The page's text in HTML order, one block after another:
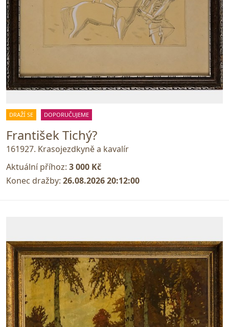
DRAŽÍ SE DOPORUČUJEME
František Tichý?
161927. Krasojezdkyně a kavalír
Aktuální příhoz: 3 000 Kč
Konec dražby: 26.08.2026 20:12:00